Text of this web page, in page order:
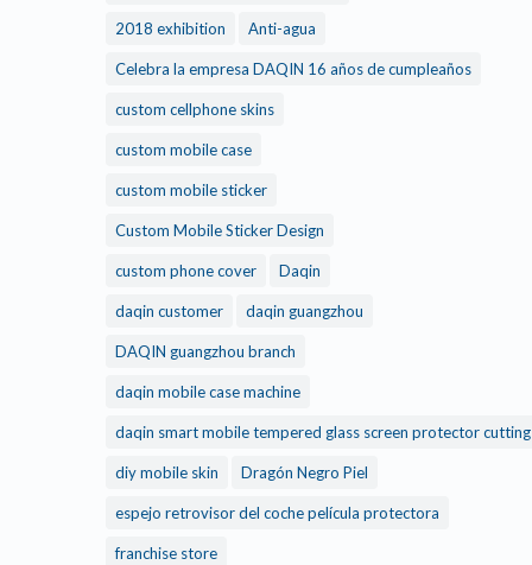
2018 exhibition Anti-agua
Celebra la empresa DAQIN 16 años de cumpleaños
custom cellphone skins
custom mobile case
custom mobile sticker
Custom Mobile Sticker Design
custom phone cover Daqin
daqin customer daqin guangzhou
DAQIN guangzhou branch
daqin mobile case machine
daqin smart mobile tempered glass screen protector cutting
diy mobile skin Dragón Negro Piel
espejo retrovisor del coche película protectora
franchise store